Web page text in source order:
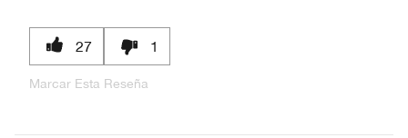
27 1
Marcar Esta Reseña